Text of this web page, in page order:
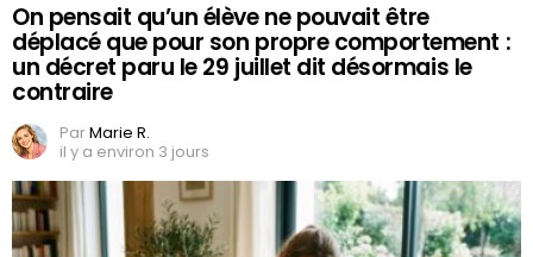
On pensait qu’un élève ne pouvait être
déplacé que pour son propre comportement :
un décret paru le 29 juillet dit désormais le
contraire
ParMarie R.
il y a environ 3 jours